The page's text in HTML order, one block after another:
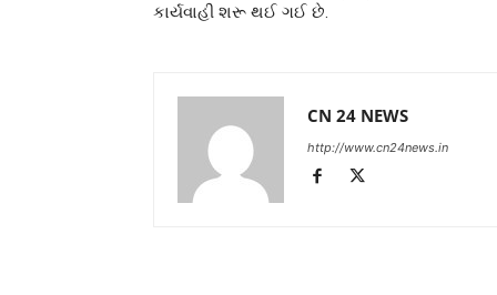
કાર્યવાહી શરૂ થઈ ગઈ છે.
CN 24 NEWS
http://www.cn24news.in